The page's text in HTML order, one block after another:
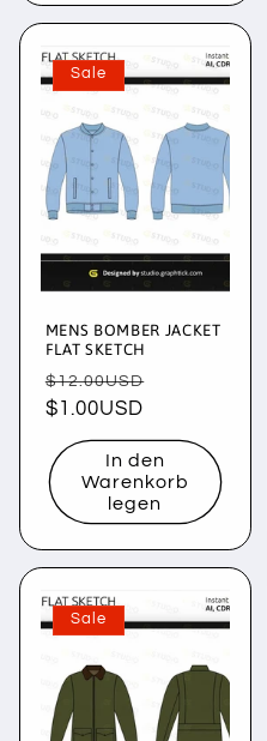
Sale
MENS BOMBER JACKET
FLAT SKETCH
Normaler
Preis
$12.00USD
$1.00USD
In den
Warenkorb
legen
Sale